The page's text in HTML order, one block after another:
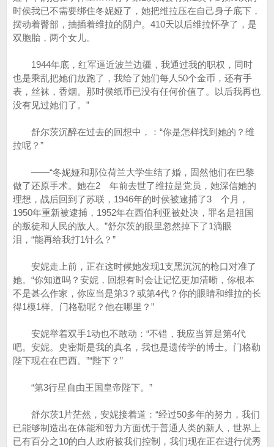
时侯我已不需要绑住冬妮娅了，她把维拉压在自己身子底下，
摆动着臀部，抽插着维拉的阴户。410天以后维拉怀孕了，是
双胞胎，两个女儿。
1944年底，红军逼近波兰边疆，我通过我的职权，同时
也是乘乱把她们放跑了，我给了她们每人50个金币，还有手
表，丝袜，香烟。那时侯纸币已没有任何价值了。以后我再也
没有见过她们了。”
舒尔茨沉醉在过去的回想中，：“你是怎样找到她的？维
拉呢？”
——“冬妮娅和那位荷兰大学生结了婚，固然他们在巴黎
做了还原手术。她在2 年前去世了维拉是党员，她深信她的
理想，战后回到了苏联，1946年的时侯被逮捕了3 个月，
1950年重新被逮捕，1952年在西伯利亚被处决，罪名是祖国
的叛徒和人民的敌人。”舒尔茨的眼里忽然掉下了1滴眼
泪，“能再给我打1针么？”
安妮走上前，正在这时候她发现1支黑沉沉的枪口对准了
她。“你知道吗？安妮，回想有时会让记忆更加清晰，你根本
不是甚么作家，你应当是第3？或第4代？你的眼睛和维拉的长
得1模1样。门格勒呢？他在哪里？”
安妮举着双手1动也不敢动：“不错，我应当算是第4代
吧。安妮。史密斯是我的真名，我也是遗传学的博士。门格勒
陛下现在在巴西。”“陛下？”
“第3行星自由王国皇帝陛下。”
舒尔茨1片茫然，安妮接着道：“经过50多年的努力，我们
已能够制造出在体能和智力方面优于普通人类的新人，世界上
已有百分之10的白人政府被我们控制，我们现在正在进行优秀